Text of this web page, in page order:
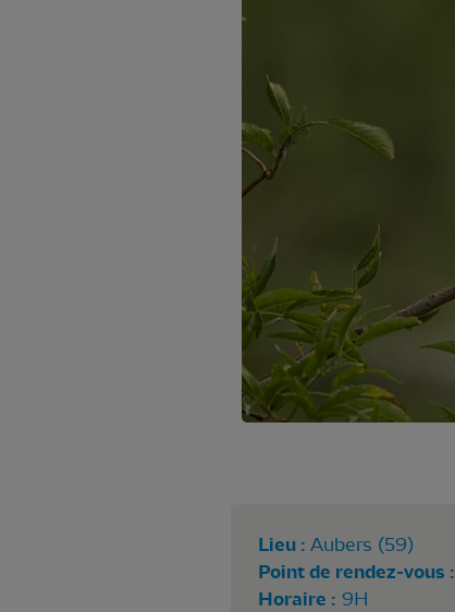
Lieu : Aubers (59)
Point de rendez-vous :
Horaire : 9H